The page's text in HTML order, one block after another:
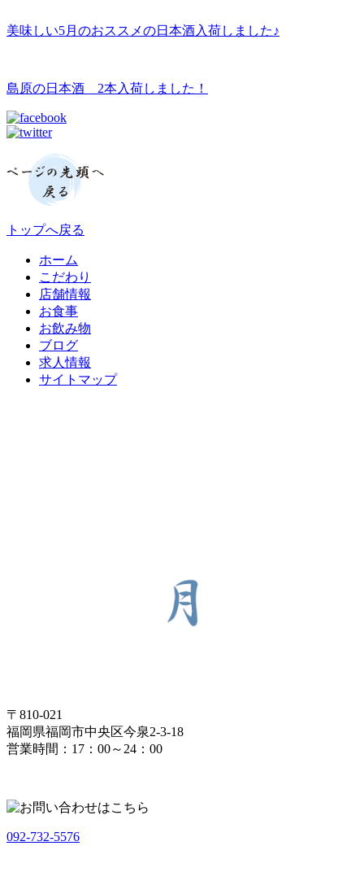
美味しい5月のおススメの日本酒入荷しました♪
島原の日本酒 2本入荷しました！
トップへ戻る
ホーム
こだわり
店舗情報
お食事
お飲み物
ブログ
求人情報
サイトマップ
〒810-021
福岡県福岡市中央区今泉2-3-18
営業時間：17：00～24：00
092-732-5576